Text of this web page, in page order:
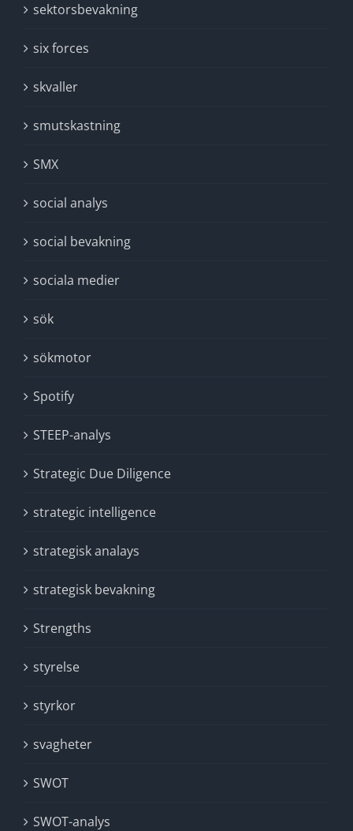
sektorsbevakning
six forces
skvaller
smutskastning
SMX
social analys
social bevakning
sociala medier
sök
sökmotor
Spotify
STEEP-analys
Strategic Due Diligence
strategic intelligence
strategisk analays
strategisk bevakning
Strengths
styrelse
styrkor
svagheter
SWOT
SWOT-analys